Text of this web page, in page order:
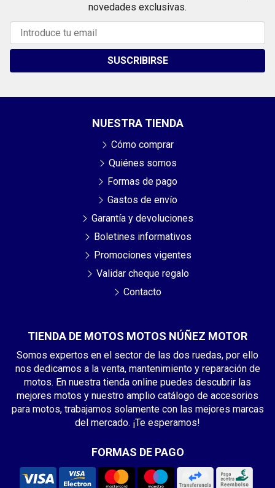
novedades exclusivas.
SUSCRIBIRSE
TIENDA DE MOTOS MOTOS NÚÑEZ MOTOR
Somos expertos en el sector de las dos ruedas, por ello
nos dedicamos a la venta, mantenimiento y reparación de
motos. En nuestra tienda online puedes descubrir las
mejores motos y nuestro amplio catálogo de accesorios
para motos, trabajamos solamente con las mejores marcas
del mercado. ¡Te esperamos!
FORMAS DE PAGO
NUESTRA TIENDA
Cómo comprar
Quiénes somos
Formas de pago
Gastos de envío
Garantía y devoluciones
Boletines informativos
Promociones vigentes
Validar cheque regalo
Contacto